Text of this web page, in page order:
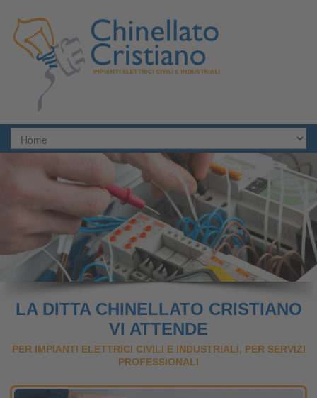
LA DITTA CHINELLATO CRISTIANO
VI ATTENDE
PER IMPIANTI ELETTRICI CIVILI E INDUSTRIALI, PER SERVIZI
PROFESSIONALI